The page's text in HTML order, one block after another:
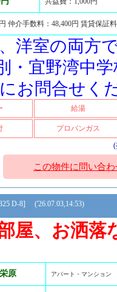
仲介手数料：48,400円 賃貸保
洋室の両方
・宜野湾中
お問合せく
給湯
プロパンガス
(
この物件に問い合わ
D-8] ('26.07.03,14:53)
屋、お洒落
原 アパート・マンション